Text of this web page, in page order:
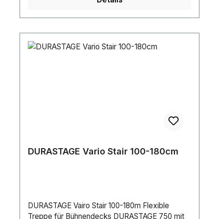
DURASTAGE Vario Stair 100-180cm
DURASTAGE Vairo Stair 100-180m Flexible
Treppe für Bühnendecks DURASTAGE 750 mit